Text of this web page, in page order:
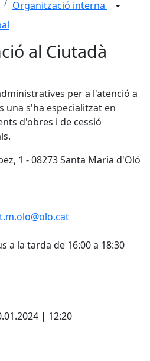
Organització interna
al Ciutadà
per a l'atenció a
una s'ha especialitzat en
d'obres i de cessió
1 - 08273 Santa Maria d'Oló
a la tarda de 16:00 a 18:30
| 12:20